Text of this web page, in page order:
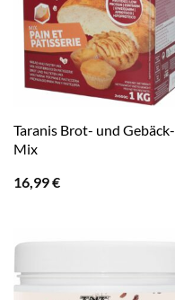
Taranis Brot- und Gebäck-
Mix
16,99€